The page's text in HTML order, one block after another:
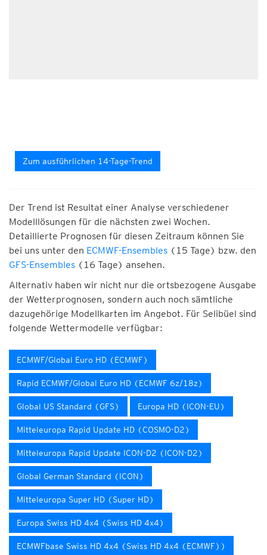
Zum ausführlichen 14-Tage-Trend
Der Trend ist Resultat einer Analyse verschiedener
Modelllösungen für die nächsten zwei Wochen.
Detaillierte Prognosen für diesen Zeitraum können Sie
bei uns unter den ECMWF-Ensembles (15 Tage) bzw. den
GFS-Ensembles (16 Tage) ansehen.
Alternativ haben wir nicht nur die ortsbezogene Ausgabe
der Wetterprognosen, sondern auch noch sämtliche
dazugehörige Modellkarten im Angebot. Für Selibüel sind
folgende Wettermodelle verfügbar:
ECMWF/Global Euro HD (ECMWF)
Rapid ECMWF/Global Euro HD (ECMWF 6z/18z)
Global US Standard (GFS) Europa HD (ICON-EU)
Mitteleuropa Rapid Update HD (COSMO-D2)
Mitteleuropa Rapid Update ICON-D2 (ICON-D2)
Global German Standard (ICON)
Mitteleuropa Super HD (Super HD)
Europa Swiss HD 4x4 (Swiss HD 4x4)
ECMWFbase Swiss HD 4x4 (Swiss HD 4x4 (ECMWF))